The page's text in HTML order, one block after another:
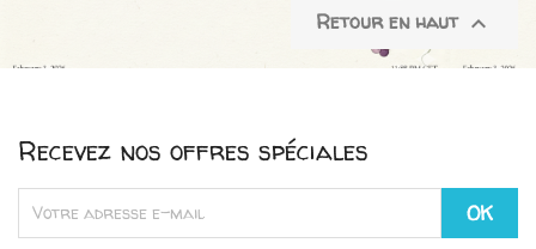
Retour en haut 
Recevez nos offres spéciales